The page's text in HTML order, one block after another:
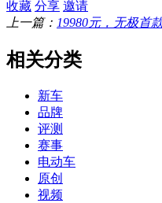
收藏 分享 邀请
上一篇： 19980元，无极首
相关分类
新车
品牌
评测
赛事
电动车
原创
视频